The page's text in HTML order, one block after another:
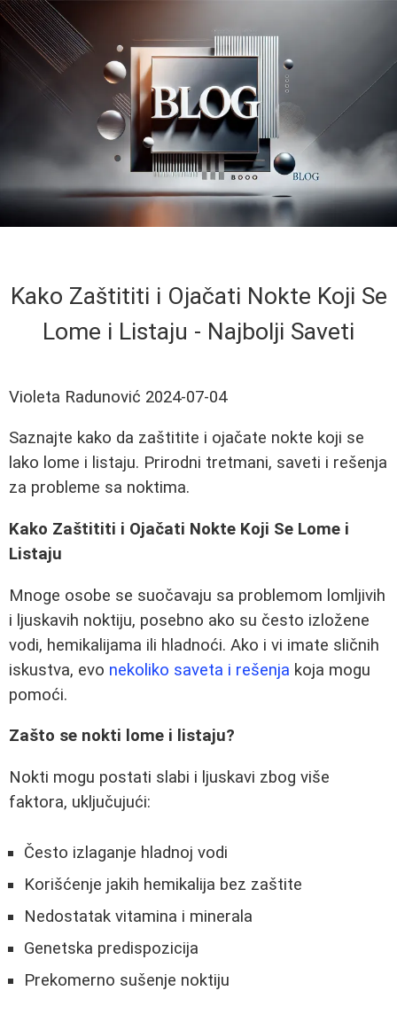
Kako Zaštititi i Ojačati Nokte Koji Se
Lome i Listaju - Najbolji Saveti
Violeta Radunović 2024-07-04
Saznajte kako da zaštitite i ojačate nokte koji se
lako lome i listaju. Prirodni tretmani, saveti i rešenja
za probleme sa noktima.
Kako Zaštititi i Ojačati Nokte Koji Se Lome i
Listaju
Mnoge osobe se suočavaju sa problemom lomljivih
i ljuskavih noktiju, posebno ako su često izložene
vodi, hemikalijama ili hladnoći. Ako i vi imate sličnih
iskustva, evo nekoliko saveta i rešenja koja mogu
pomoći.
Zašto se nokti lome i listaju?
Nokti mogu postati slabi i ljuskavi zbog više
faktora, uključujući:
Često izlaganje hladnoj vodi
Korišćenje jakih hemikalija bez zaštite
Nedostatak vitamina i minerala
Genetska predispozicija
Prekomerno sušenje noktiju